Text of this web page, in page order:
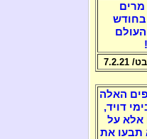
מרים
בחודש
האלה
דויד,
אלא על
תבעו את